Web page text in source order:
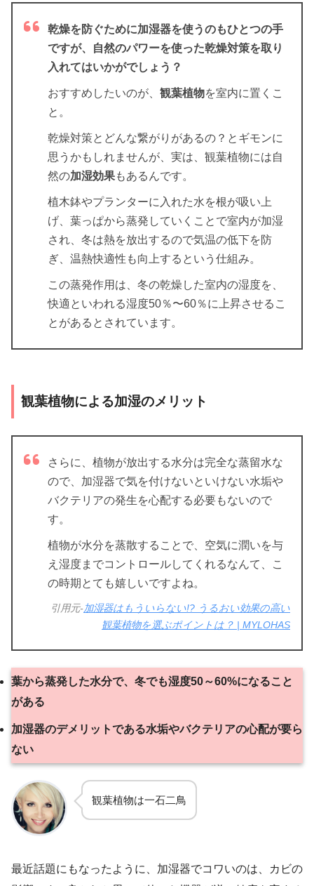
乾燥を防ぐために加湿器を使うのもひとつの手
ですが、自然のパワーを使った乾燥対策を取り
入れてはいかがでしょう？
おすすめしたいのが、 観葉植物を室内に置くこ
と。
乾燥対策とどんな繋がりがあるの？とギモンに
思うかもしれませんが、実は、観葉植物には自
然の加湿効果もあるんです。
植木鉢やプランターに入れた水を根が吸い上
げ、葉っぱから蒸発していくことで室内が加湿
され、冬は熱を放出するので気温の低下を防
ぎ、温熱快適性も向上するという仕組み。
この蒸発作用は、冬の乾燥した室内の湿度を、
快適といわれる湿度50％〜60％に上昇させるこ
とがあるとされています。
観葉植物による加湿のメリット
さらに、植物が放出する水分は完全な蒸留水な
ので、加湿器で気を付けないといけない水垢や
バクテリアの発生を心配する必要もないので
す。
植物が水分を蒸散することで、空気に潤いを与
え湿度までコントロールしてくれるなんて、こ
の時期とても嬉しいですよね。
引用元-加湿器はもういらない!? うるおい効果の高い
観葉植物を選ぶポイントは？ | MYLOHAS
葉から蒸発した水分で、冬でも湿度50～60%になること
がある
加湿器のデメリットである水垢やバクテリアの心配が要ら
ない
観葉植物は一石二鳥
最近話題にもなったように、加湿器でコワいのは、カビの